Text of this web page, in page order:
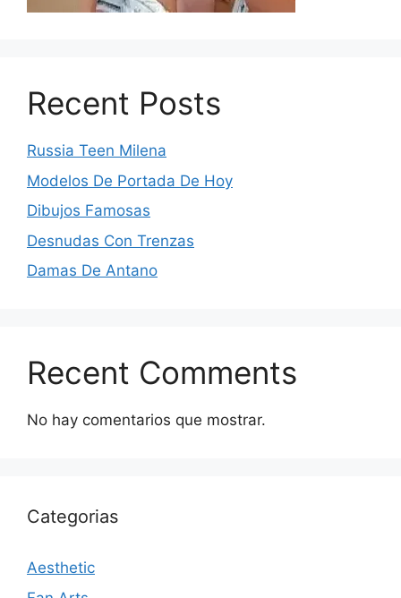
Recent Posts
Russia Teen Milena
Modelos De Portada De Hoy
Dibujos Famosas
Desnudas Con Trenzas
Damas De Antano
Recent Comments
No hay comentarios que mostrar.
Categorias
Aesthetic